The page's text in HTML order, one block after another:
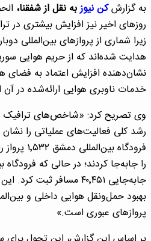
به گزارشکن نیوزبه نقل از شفقنا،
روزهای اخیر نیز افزایش بیشتری در
زیرا شماری از پروازهای بین‌المللی
هدایت شده‌اند که از حریم هوایی
نشان‌دهنده افزایش اعتماد به فضای
خدمات ناوبری هوایی ارائه‌شده در
وی تصریح کرد: «شاخص‌های ترافیک
رشد کلی فعالیت‌های عملیاتی را
جابه‌جایی ۴۰٬۴۵۱ مسافر
بهبود حمل‌ونقل هوایی داخلی و
پروازهای عبوری است.»